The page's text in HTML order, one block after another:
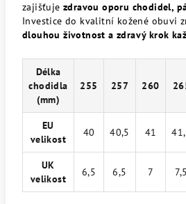
zajišťujezdravou oporu chodidel,
Investice do kvalitní kožené obuvi
dlouhou životnost a zdravý krok
Délka
chodidla
(mm)
255 257 260
EU
velikost
40 40,5 41
UK
velikost
6,5 6,5 7 7,5